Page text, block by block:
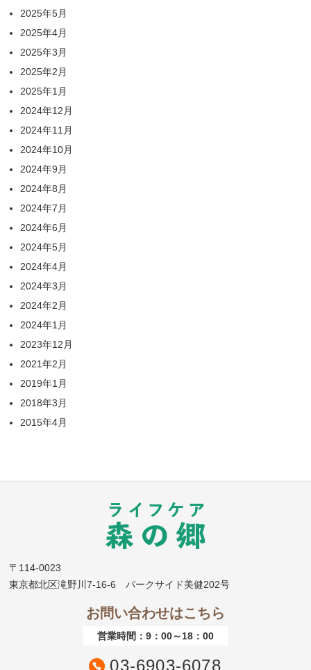
2025年5月
2025年4月
2025年3月
2025年2月
2025年1月
2024年12月
2024年11月
2024年10月
2024年9月
2024年8月
2024年7月
2024年6月
2024年5月
2024年4月
2024年3月
2024年2月
2024年1月
2023年12月
2021年2月
2019年1月
2018年3月
2015年4月
〒114-0023
東京都北区滝野川7-16-6 パークサイド美健202号
お問い合わせはこちら
営業時間：9：00～18：00
03-6903-6078